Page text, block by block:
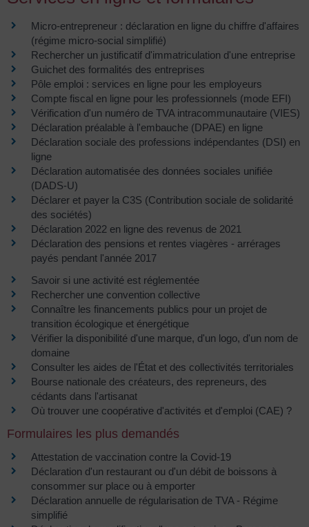
Micro-entrepreneur : déclaration en ligne du chiffre d'affaires
(régime micro-social simplifié)
Rechercher un justificatif d'immatriculation d'une entreprise
Guichet des formalités des entreprises
Pôle emploi : services en ligne pour les employeurs
Compte fiscal en ligne pour les professionnels (mode EFI)
Vérification d'un numéro de TVA intracommunautaire (VIES)
Déclaration préalable à l'embauche (DPAE) en ligne
Déclaration sociale des professions indépendantes (DSI) en
ligne
Déclaration automatisée des données sociales unifiée
(DADS-U)
Déclarer et payer la C3S (Contribution sociale de solidarité
des sociétés)
Déclaration 2022 en ligne des revenus de 2021
Déclaration des pensions et rentes viagères - arrérages
payés pendant l'année 2017
Savoir si une activité est réglementée
Rechercher une convention collective
Connaître les financements publics pour un projet de
transition écologique et énergétique
Vérifier la disponibilité d'une marque, d'un logo, d'un nom de
domaine
Consulter les aides de l'État et des collectivités territoriales
Bourse nationale des créateurs, des repreneurs, des
cédants dans l'artisanat
Où trouver une coopérative d'activités et d'emploi (CAE) ?
Formulaires les plus demandés
Attestation de vaccination contre la Covid‑19
Déclaration d'un restaurant ou d'un débit de boissons à
consommer sur place ou à emporter
Déclaration annuelle de régularisation de TVA - Régime
simplifié